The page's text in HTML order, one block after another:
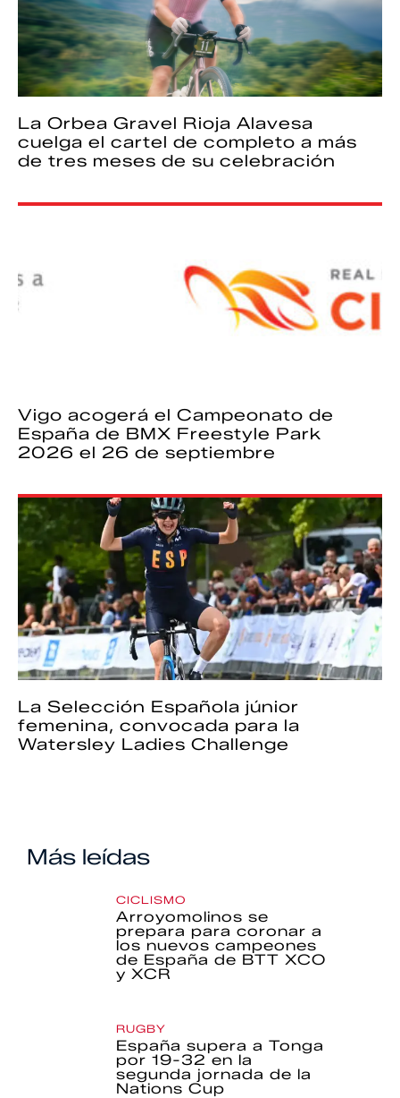
La Orbea Gravel Rioja Alavesa
cuelga el cartel de completo a más
de tres meses de su celebración
Vigo acogerá el Campeonato de
España de BMX Freestyle Park
2026 el 26 de septiembre
La Selección Española júnior
femenina, convocada para la
Watersley Ladies Challenge
Más leídas
CICLISMO
Arroyomolinos se
prepara para coronar a
los nuevos campeones
de España de BTT XCO
y XCR
RUGBY
España supera a Tonga
por 19-32 en la
segunda jornada de la
Nations Cup